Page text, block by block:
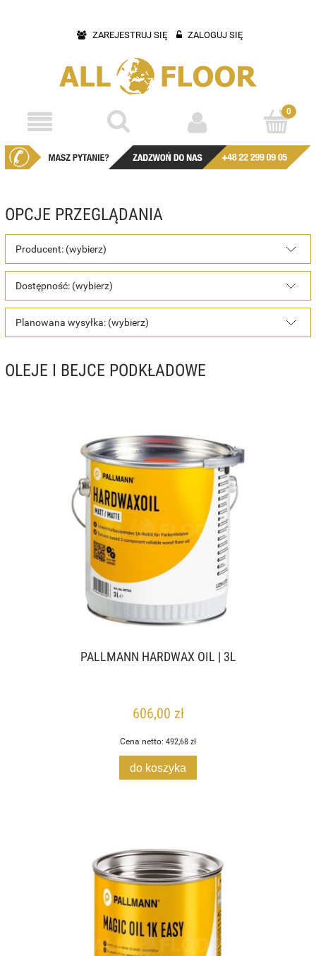
ZAREJESTRUJ SIĘ ZALOGUJ SIĘ
OPCJE PRZEGLĄDANIA
Producent: (wybierz)
Dostępność: (wybierz)
Planowana wysyłka: (wybierz)
OLEJE I BEJCE PODKŁADOWE
PALLMANN HARDWAX OIL | 3L
606,00 zł
Cena netto: 492,68 zł
do koszyka